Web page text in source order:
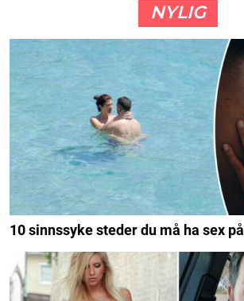
NYLIG
10 sinnssyke steder du må ha sex på